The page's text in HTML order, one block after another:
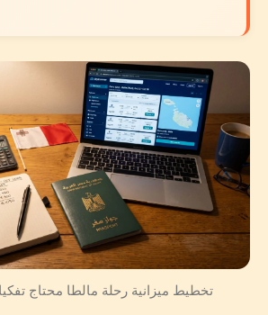
تخطيط ميزانية رحلة مالطا محتاج